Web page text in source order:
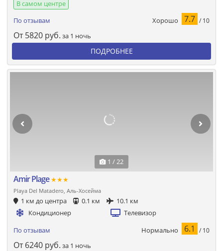
В самом центре
По отзывам
Хорошо 7.7 / 10
От 5820 руб. за 1 ночь
ПОДРОБНЕЕ
1 / 22
Amir Plage★★★
Playa Del Matadero, Аль-Хосейма
1 км до центра 0.1 км
10.1 км
Кондиционер
Телевизор
По отзывам Нормально 6.1 / 10
От 6240 руб. за 1 ночь